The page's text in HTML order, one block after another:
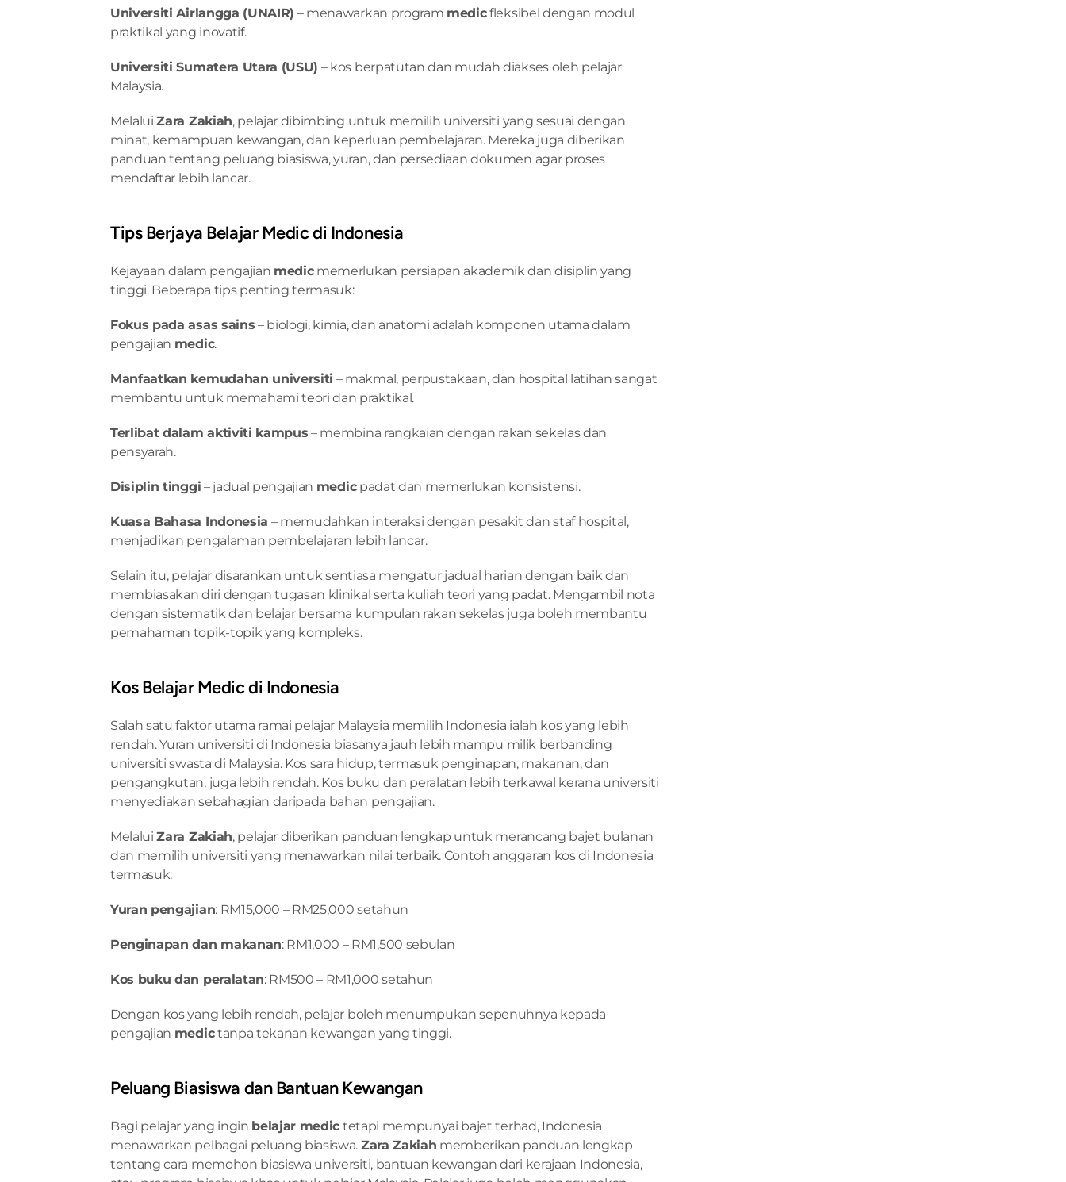
Universiti Airlangga (UNAIR) – menawarkan program medic fleksibel dengan modul
praktikal yang inovatif.
Universiti Sumatera Utara (USU) – kos berpatutan dan mudah diakses oleh pelajar
Malaysia.
Melalui Zara Zakiah, pelajar dibimbing untuk memilih universiti yang sesuai dengan
minat, kemampuan kewangan, dan keperluan pembelajaran. Mereka juga diberikan
panduan tentang peluang biasiswa, yuran, dan persediaan dokumen agar proses
mendaftar lebih lancar.
Tips Berjaya Belajar Medic di Indonesia
Kejayaan dalam pengajian medic memerlukan persiapan akademik dan disiplin yang
tinggi. Beberapa tips penting termasuk:
Fokus pada asas sains – biologi, kimia, dan anatomi adalah komponen utama dalam
pengajian medic.
Manfaatkan kemudahan universiti – makmal, perpustakaan, dan hospital latihan sangat
membantu untuk memahami teori dan praktikal.
Terlibat dalam aktiviti kampus – membina rangkaian dengan rakan sekelas dan
pensyarah.
Disiplin tinggi – jadual pengajian medic padat dan memerlukan konsistensi.
Kuasa Bahasa Indonesia – memudahkan interaksi dengan pesakit dan staf hospital,
menjadikan pengalaman pembelajaran lebih lancar.
Selain itu, pelajar disarankan untuk sentiasa mengatur jadual harian dengan baik dan
membiasakan diri dengan tugasan klinikal serta kuliah teori yang padat. Mengambil nota
dengan sistematik dan belajar bersama kumpulan rakan sekelas juga boleh membantu
pemahaman topik-topik yang kompleks.
Kos Belajar Medic di Indonesia
Salah satu faktor utama ramai pelajar Malaysia memilih Indonesia ialah kos yang lebih
rendah. Yuran universiti di Indonesia biasanya jauh lebih mampu milik berbanding
universiti swasta di Malaysia. Kos sara hidup, termasuk penginapan, makanan, dan
pengangkutan, juga lebih rendah. Kos buku dan peralatan lebih terkawal kerana universiti
menyediakan sebahagian daripada bahan pengajian.
Melalui Zara Zakiah, pelajar diberikan panduan lengkap untuk merancang bajet bulanan
dan memilih universiti yang menawarkan nilai terbaik. Contoh anggaran kos di Indonesia
termasuk:
Yuran pengajian: RM15,000 – RM25,000 setahun
Penginapan dan makanan: RM1,000 – RM1,500 sebulan
Kos buku dan peralatan: RM500 – RM1,000 setahun
Dengan kos yang lebih rendah, pelajar boleh menumpukan sepenuhnya kepada
pengajian medic tanpa tekanan kewangan yang tinggi.
Peluang Biasiswa dan Bantuan Kewangan
Bagi pelajar yang ingin belajar medic tetapi mempunyai bajet terhad, Indonesia
menawarkan pelbagai peluang biasiswa. Zara Zakiah memberikan panduan lengkap
tentang cara memohon biasiswa universiti, bantuan kewangan dari kerajaan Indonesia,